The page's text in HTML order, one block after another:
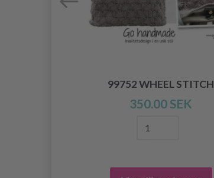
99752 WHEEL STITCH
350.00 SEK